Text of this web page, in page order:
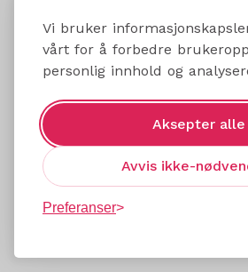
Vi bruker
vårt for å forbedre
personlig innhold og
Aksepter alle
Avvis ikke-
Preferanser